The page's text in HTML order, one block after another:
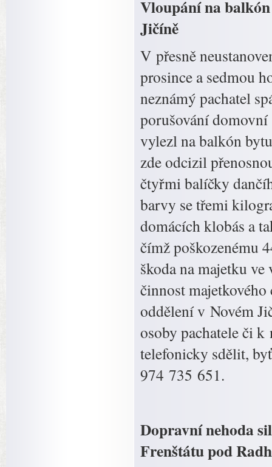
Vloupání na
Jičíně
V přesně
prosince a sedmou
neznámý pachatel
porušování domovní
vylezl na balkón
zde odcizil
čtyřmi balíčky
barvy se třemi
domácích klobás a
čímž poškozenému
škoda na majetku
činnost
oddělení v Novém
osoby pachatele či
telefonicky sdělit,
974 735 651.
Dopravní nehoda
Frenštátu pod